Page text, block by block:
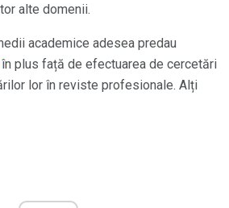
alte domenii.
academice adesea predau
în plus față de efectuarea de cercetări
lor în reviste profesionale. Alți